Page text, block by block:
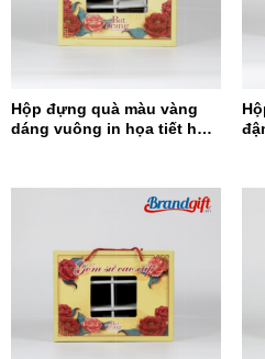
Hộp đựng quà màu vàng
dáng vuông in họa tiết hoa